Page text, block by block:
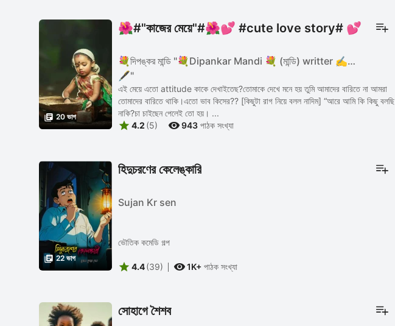
 20 ভাগ
🌺#"কাজের মেয়ে"#🌺💕 #cute love story# 💕
💐দিপঙ্কর মান্ডি "💐Dipankar Mandi 💐 (মান্ডি) writter ✍️📖
🖋️"
এই মেয়ে এতো attitude কাকে দেখাইতেছ?তোমাকে দেখে মনে হয় তুমি আমাদের বারিতে না আমরা
তোমাদের বারিতে থাকি।এতো ভাব কিসের?? [কিছুটা রাগ নিয়ে বলল নাদিম] “আরে আমি কি কিছু বলছি
নাকি?চা চাইছেন পেলেই তো হয়। ...
 4.2 (5) 943 পাঠক সংখ্যা
 22 ভাগ
হিদুচরণের কেলেঙ্কারি
Sujan Kr sen
ভৌতিক কমেডি গল্প
 4.4(39) 1K+ পাঠক সংখ্যা
সোহাগে শৈশব